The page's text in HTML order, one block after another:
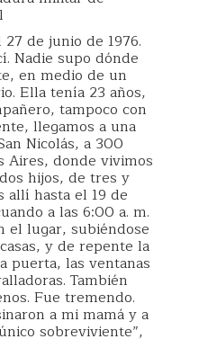
de junio de 1976.
Nadie supo dónde
en medio de un
Ella tenía 23 años,
tampoco con
llegamos a una
Nicolás, a 300
Aires, donde vivimos
hijos, de tres y
allí hasta el 19 de
a las 6:00 a. m.
el lugar, subiéndose
y de repente la
puerta, las ventanas
También
Fue tremendo.
a mi mamá y a
sobreviviente”,